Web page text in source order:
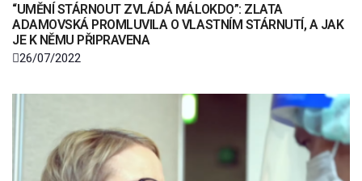
“UMĚNÍ STÁRNOUT ZVLÁDÁ MÁLOKDO”: ZLATA
ADAMOVSKÁ PROMLUVILA O VLASTNÍM STÁRNUTÍ, A JAK
JE K NĚMU PŘIPRAVENA
26/07/2022